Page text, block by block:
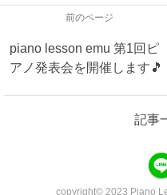
前のページ
piano lesson emu 第1回ピ
アノ発表会を開催します🎵
記事
copyright© 2023 Piano